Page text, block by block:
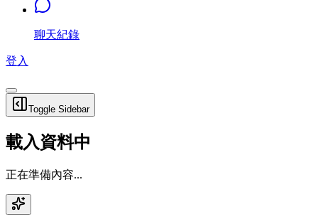
聊天紀錄
登入
Toggle Sidebar
載入資料中
正在準備內容...